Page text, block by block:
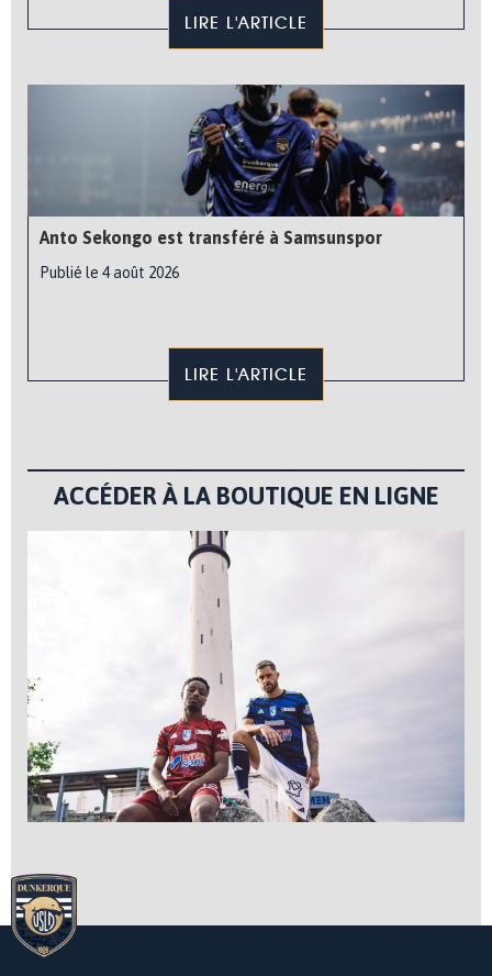
LIRE L'ARTICLE
Anto Sekongo est transféré à Samsunspor
Publié le 4 août 2026
LIRE L'ARTICLE
ACCÉDER À LA BOUTIQUE EN LIGNE